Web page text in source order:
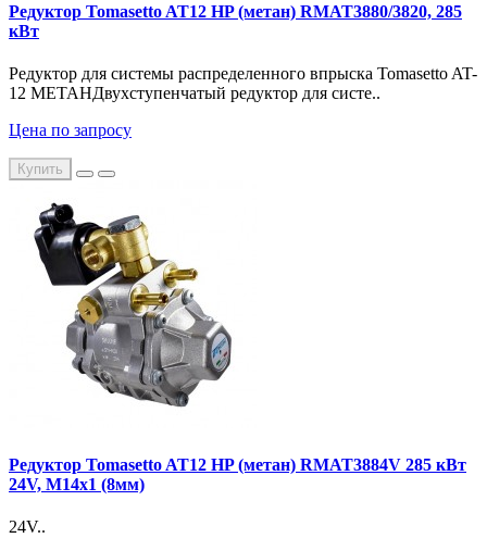
Редуктор Tomasetto AT12 HP (метан) RMAT3880/3820, 285
кВт
Редуктор для системы распределенного впрыска Tomasetto AT-
12 МЕТАНДвухступенчатый редуктор для систе..
Цена по запросу
Купить
Редуктор Tomasetto AT12 HP (метан) RMAT3884V 285 кВт
24V, М14х1 (8мм)
24V..